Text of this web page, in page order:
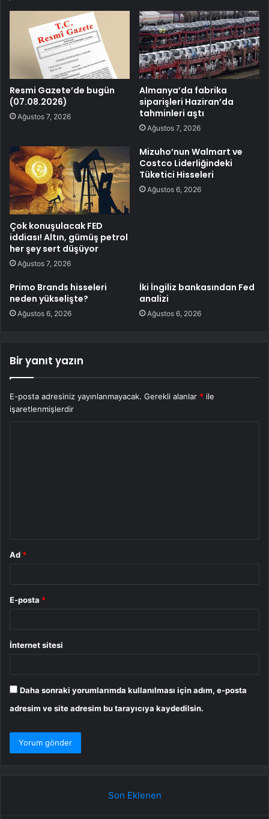
Resmi Gazete’de bugün
(07.08.2026)
Ağustos 7, 2026
Almanya’da fabrika
siparişleri Haziran’da
tahminleri aştı
Ağustos 7, 2026
Çok konuşulacak FED
iddiası! Altın, gümüş petrol
her şey sert düşüyor
Ağustos 7, 2026
Mizuho’nun Walmart ve
Costco Liderliğindeki
Tüketici Hisseleri
Ağustos 6, 2026
Primo Brands hisseleri
neden yükselişte?
Ağustos 6, 2026
İki İngiliz bankasından Fed
analizi
Ağustos 6, 2026
Bir yanıt yazın
E-posta adresiniz yayınlanmayacak. Gerekli alanlar * ile
işaretlenmişlerdir
Ad *
E-posta *
İnternet sitesi
Daha sonraki yorumlarımda kullanılması için adım, e-posta
adresim ve site adresim bu tarayıcıya kaydedilsin.
Son Eklenen